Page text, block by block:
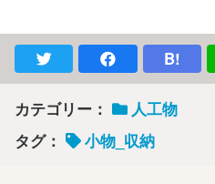
B!
カテゴリー：
人工物
タグ：
小物_収納